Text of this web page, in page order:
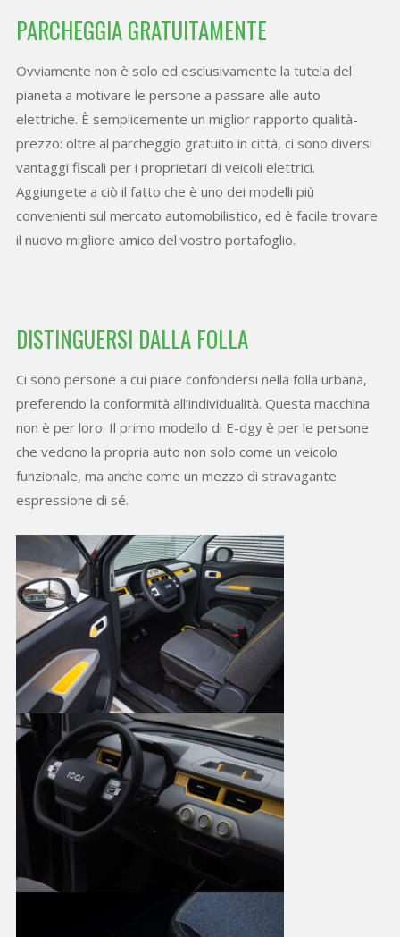
PARCHEGGIA GRATUITAMENTE
Ovviamente non è solo ed esclusivamente la tutela del
pianeta a motivare le persone a passare alle auto
elettriche. È semplicemente un miglior rapporto qualità-
prezzo: oltre al parcheggio gratuito in città, ci sono diversi
vantaggi fiscali per i proprietari di veicoli elettrici.
Aggiungete a ciò il fatto che è uno dei modelli più
convenienti sul mercato automobilistico, ed è facile trovare
il nuovo migliore amico del vostro portafoglio.
DISTINGUERSI DALLA FOLLA
Ci sono persone a cui piace confondersi nella folla urbana,
preferendo la conformità all’individualità. Questa macchina
non è per loro. Il primo modello di E-dgy è per le persone
che vedono la propria auto non solo come un veicolo
funzionale, ma anche come un mezzo di stravagante
espressione di sé.